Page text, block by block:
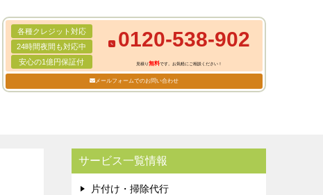
各種クレジット対応
24時間夜間も対応中
安心の1億円保証付
0120-538-902
見積り無料です。お気軽にご相談ください！
メールフォームでのお問い合わせ
サービス一覧情報
片付け・掃除代行